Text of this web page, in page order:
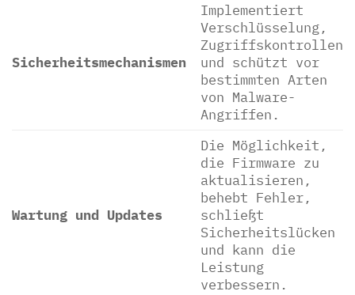
Sicherheitsmechanismen
Implementiert
Verschlüsselung,
Zugriffskontrollen
und schützt vor
bestimmten Arten
von Malware-
Angriffen.
Wartung und Updates
Die Möglichkeit,
die Firmware zu
aktualisieren,
behebt Fehler,
schließt
Sicherheitslücken
und kann die
Leistung
verbessern.